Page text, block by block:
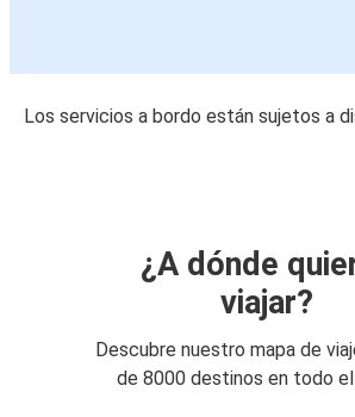
Los servicios a bordo están sujetos a
¿A dónde
viajar?
Descubre nuestro mapa de
de 8000 destinos en todo el